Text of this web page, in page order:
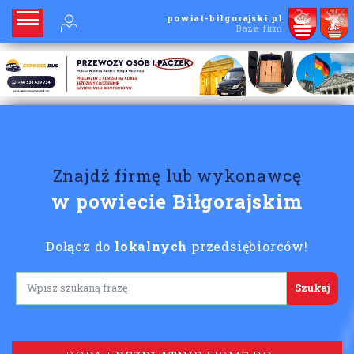
powiat-bilgorajski.pl
Baza firm
Znajdź firmę lub wykonawcę
w powiecie Biłgorajskim
Dołącz do lokalnych przedsiębiorców!
Lorem ipsum